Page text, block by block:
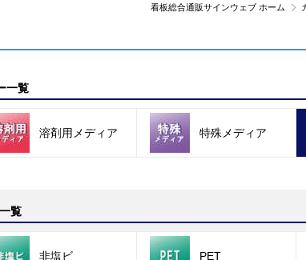
看板総合通販サインウェブ ホーム
一覧
溶剤用メディア 特殊メディア
覧
非塩ビ PET